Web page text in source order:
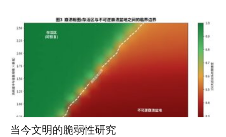
当今文明的脆弱性研究